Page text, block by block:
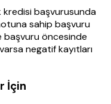
kredisi başvurusunda
sahip başvuru
başvuru öncesinde
negatif kayıtları
İçin